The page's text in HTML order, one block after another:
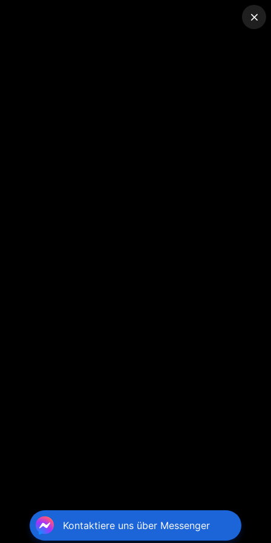
Kontaktiere uns über Messenger